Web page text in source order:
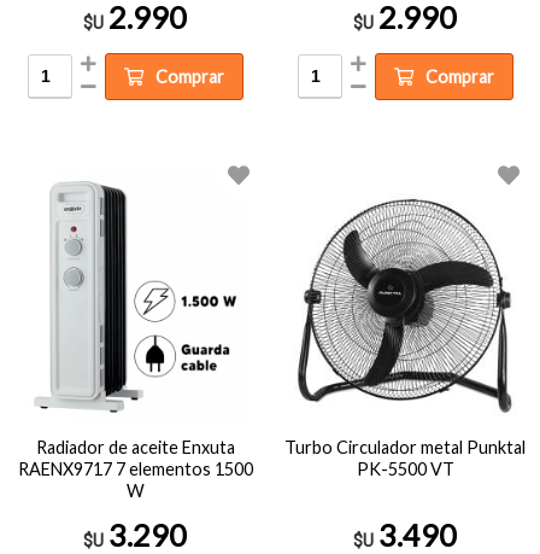
$U 2.990
Comprar
$U 2.990
Comprar
Radiador de aceite Enxuta
RAENX9717 7 elementos 1500
W
$U 3.290
Turbo Circulador metal Punktal
PK-5500 VT
$U 3.490